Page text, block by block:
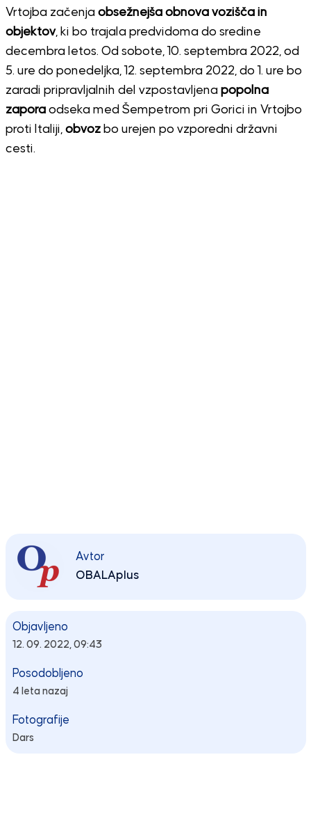
Vrtojba začenja obsežnejša obnova vozišča in
objektov, ki bo trajala predvidoma do sredine
decembra letos. Od sobote, 10. septembra 2022, od
5. ure do ponedeljka, 12. septembra 2022, do 1. ure bo
zaradi pripravljalnih del vzpostavljena popolna
zaporaodseka med Šempetrom pri Gorici in Vrtojbo
proti Italiji, obvozbo urejen po vzporedni državni
cesti.
Avtor
OBALAplus
Objavljeno
12. 09. 2022, 09:43
Posodobljeno
4 leta nazaj
Fotografije
Dars